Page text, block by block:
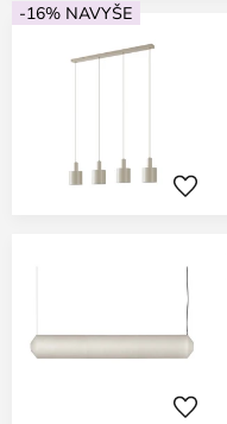
-16% NAVYŠE